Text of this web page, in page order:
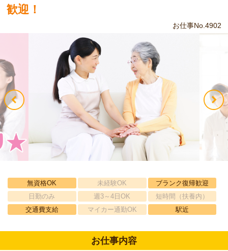
歓迎！
お仕事No.4902
無資格OK 未経験OK
ブランク復帰歓迎
日勤のみ
週3～4日OK
短時間（扶養内）
交通費支給
マイカー通勤OK 駅近
お仕事内容